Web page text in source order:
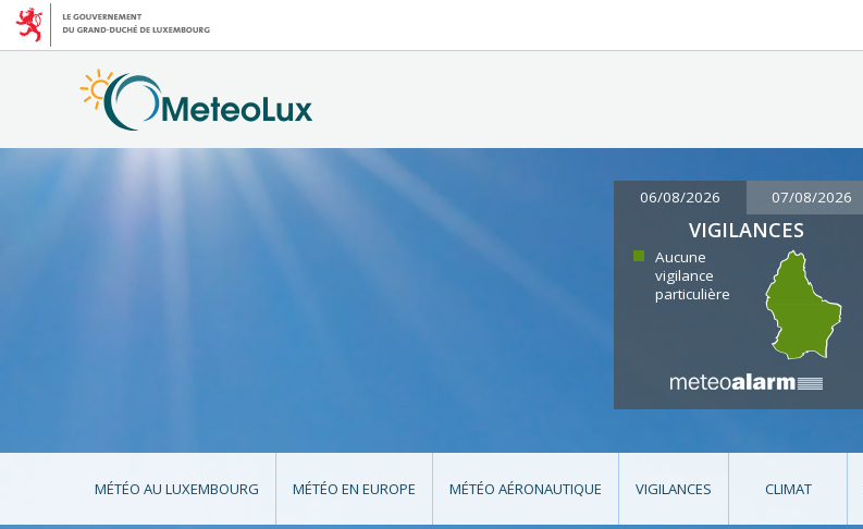
06/08/2026 07/08/2026
VIGILANCES
Aucune
vigilance
particulière
MÉTÉO AU LUXEMBOURG MÉTÉO EN EUROPE MÉTÉO AÉRONAUTIQUE VIGILANCES CLIMAT